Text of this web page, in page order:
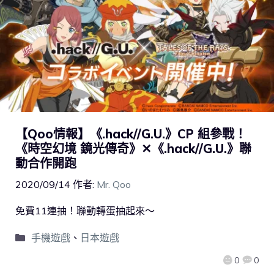
【Qoo情報】《.hack//G.U.》CP 組參戰！
《時空幻境 鏡光傳奇》✕《.hack//G.U.》聯
動合作開跑
2020/09/14 作者: Mr. Qoo
0 0
免費11連抽！聯動轉蛋抽起來～
手機遊戲、 日本遊戲